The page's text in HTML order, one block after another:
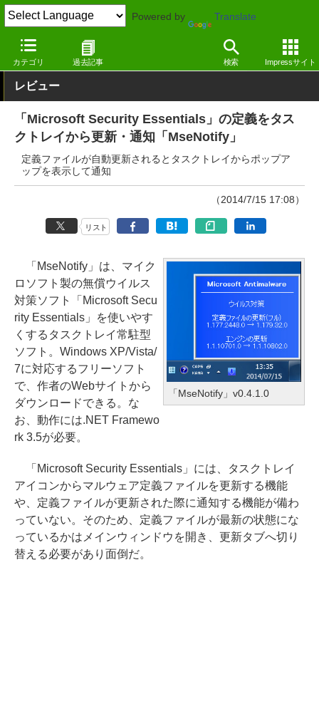
Powered by Translate
カテゴリ 過去記事 検索 Impressサイト
窓の杜 セキュリティ Windows
レビュー
「Microsoft Security Essentials」の定義をタス
クトレイから更新・通知「MseNotify」
定義ファイルが自動更新されるとタスクトレイからポップア
ップを表示して通知
（2014/7/15 17:08）
リスト
「MseNotify」v0.4.1.0
「MseNotify」は、マイク
ロソフト製の無償ウイルス
対策ソフト「Microsoft Secu
rity Essentials」を使いやす
くするタスクトレイ常駐型
ソフト。Windows XP/Vista/
7に対応するフリーソフト
で、作者のWebサイトから
ダウンロードできる。な
お、動作には.NET Framewo
rk 3.5が必要。
「Microsoft Security Essentials」には、タスクトレイ
アイコンからマルウェア定義ファイルを更新する機能
や、定義ファイルが更新された際に通知する機能が備わ
っていない。そのため、定義ファイルが最新の状態にな
っているかはメインウィンドウを開き、更新タブへ切り
替える必要があり面倒だ。